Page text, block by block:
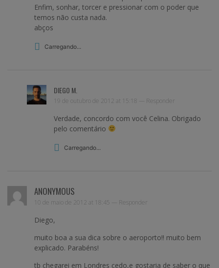
Enfim, sonhar, torcer e pressionar com o poder que
temos não custa nada.
abços
Carregando...
DIEGO M.
19 de outubro de 2012 at 15:18 — Responder
Verdade, concordo com você Celina. Obrigado
pelo comentário
Carregando...
ANONYMOUS
10 de maio de 2012 at 18:45 — Responder
Diego,
muito boa a sua dica sobre o aeroporto!! muito bem
explicado. Parabéns!
tb chegarei em Londres cedo,e gostaria de saber o que